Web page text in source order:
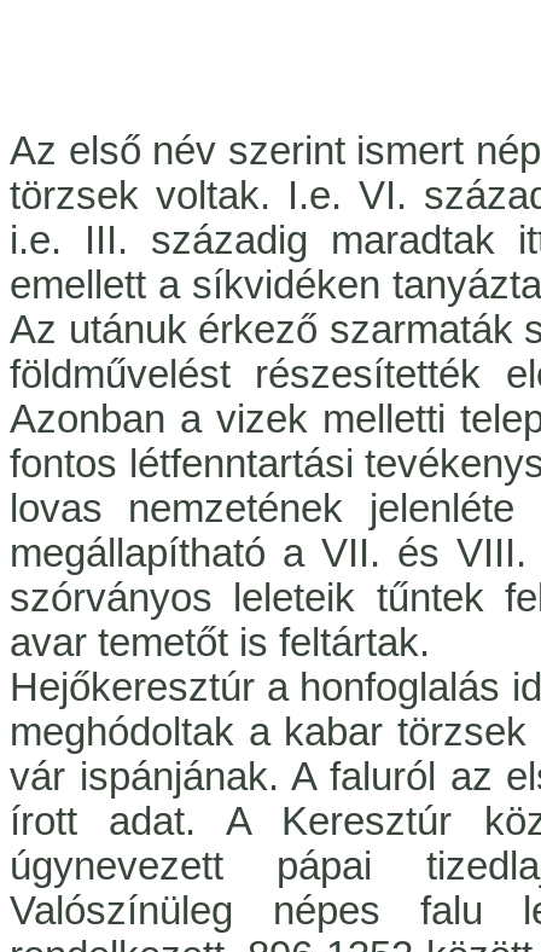
Az első név szerint ismert
törzsek voltak. I.e. VI.
i.e. III. századig maradtak
emellett a síkvidéken
Az utánuk érkező szarmaták
földművelést részesítették
Azonban a vizek melletti
fontos létfenntartási
lovas nemzetének
megállapítható a VII. és
szórványos leleteik tűntek
avar temetőt is feltártak.
Hejőkeresztúr a honfoglalás
meghódoltak a kabar
vár ispánjának. A faluról az
írott adat. A Keresztúr
úgynevezett pápai
Valószínüleg népes falu